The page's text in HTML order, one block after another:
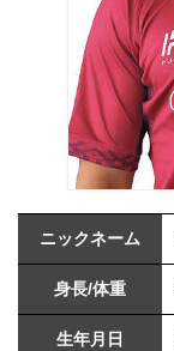
ニックネーム
身長/体重
生年月日